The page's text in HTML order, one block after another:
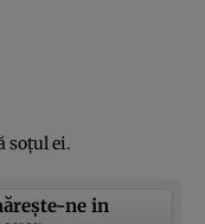
soţul ei.
ne in